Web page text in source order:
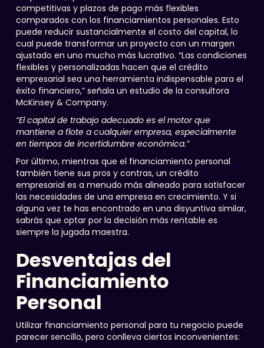
competitivas y plazos de pago más flexibles
comparados con los financiamientos personales. Esto
puede reducir sustancialmente el costo del capital, lo
cual puede transformar un proyecto con un margen
ajustado en uno mucho más lucrativo. “Las condiciones
flexibles y personalizadas hacen que el crédito
empresarial sea una herramienta indispensable para el
éxito financiero,” señala un estudio de la consultora
McKinsey & Company.
“El capital de trabajo adecuado es el motor que
mantiene a flote a cualquier empresa, especialmente
en tiempos de incertidumbre económica.”
Por último, mientras que el financiamiento personal
también tiene sus pros y contras, un crédito
empresarial es a menudo más alineado para satisfacer
las necesidades de una empresa en crecimiento. Y si
alguna vez te has encontrado en una disyuntiva similar,
sabrás que optar por la decisión más rentable es
siempre la jugada maestra.
Desventajas del
Financiamiento
Personal
Utilizar financiamiento personal para tu negocio puede
parecer sencillo, pero conlleva ciertos inconvenientes: